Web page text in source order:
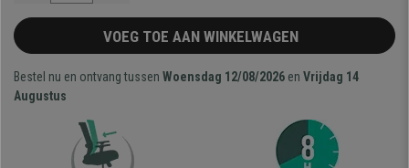
VOEG TOE AAN WINKELWAGEN
Bestel nu en ontvang tussen Woensdag 12/08/2026 en Vrijdag 14
Augustus